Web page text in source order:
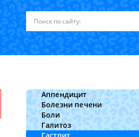
Аппендицит
Болезни печени
Боли
Галитоз